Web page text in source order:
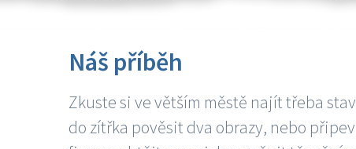
Náš příběh
Zkuste si ve větším městě najít třeba
do zítřka pověsit dva obrazy, nebo